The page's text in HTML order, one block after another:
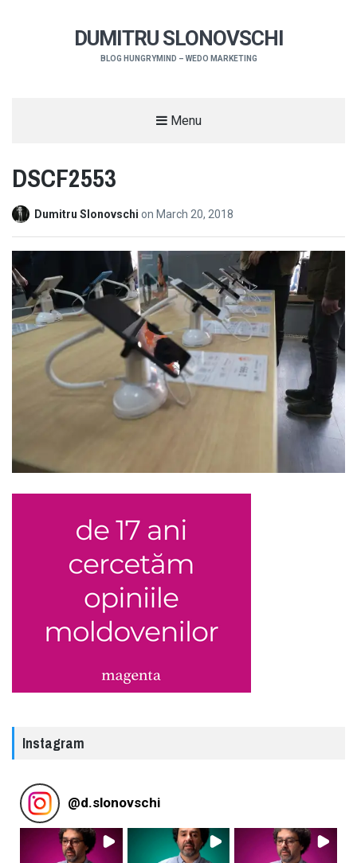
DUMITRU SLONOVSCHI
BLOG HUNGRYMIND – WEDO MARKETING
Menu
DSCF2553
Dumitru Slonovschi on March 20, 2018
Instagram
@d.slonovschi